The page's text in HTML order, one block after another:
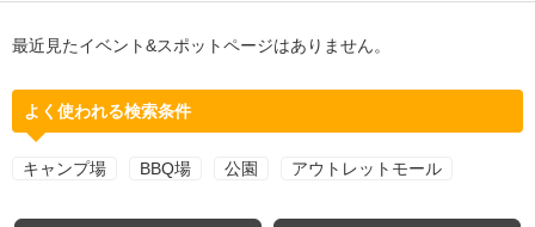
最近見たイベント&スポットページはありません。
よく使われる検索条件
キャンプ場 BBQ場 公園 アウトレットモール